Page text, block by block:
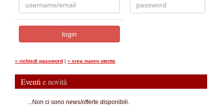
» richiedi password | » crea nuovo utente
Eventi e novità
...Non ci sono news/offerte disponibili.